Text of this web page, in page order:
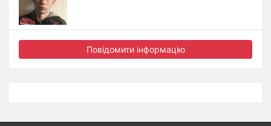
Повідомити інформацію